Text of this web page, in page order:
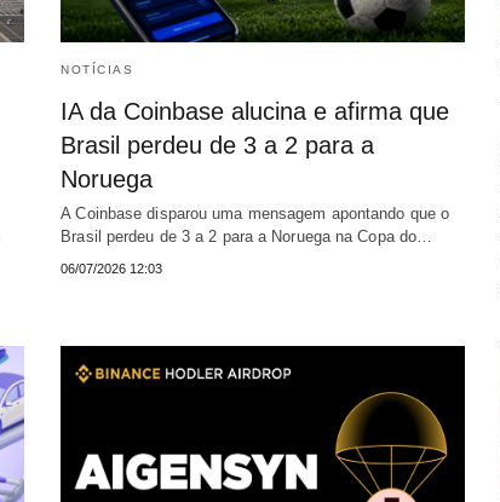
NOTÍCIAS
IA da Coinbase alucina e afirma que
Brasil perdeu de 3 a 2 para a
Noruega
A Coinbase disparou uma mensagem apontando que o
Brasil perdeu de 3 a 2 para a Noruega na Copa do…
06/07/2026 12:03